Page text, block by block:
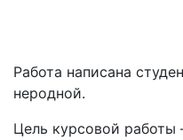
Работа написана
неродной.
Цель курсовой работы